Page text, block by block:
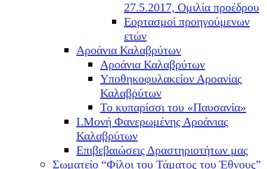
27.5.2017, Ομιλία προέδρου
Εορτασμοί προηγούμενων
ετών
Αροάνια Καλαβρύτων
Αροάνια Καλαβρύτων
Υποθηκοφυλακείον Αροανίας
Καλαβρύτων
Το κυπαρίσσι του «Παυσανία»
Ι.Μονή Φανερωμένης Αροάνιας
Καλαβρύτων
Επιβεβαιώσεις Δραστηριοτήτων μας
Σωματείο “Φίλοι του Τάματος του Έθνους”